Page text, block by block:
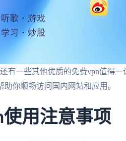
有一些其他优质的免费vpn值得
助你顺畅访问国内网站和应用。
用注意事项